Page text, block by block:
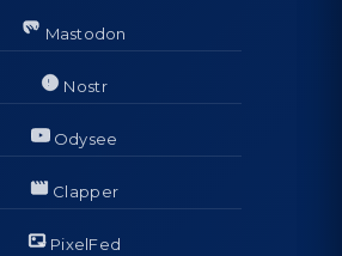
Mastodon
Nostr
Odysee
Clapper
PixelFed